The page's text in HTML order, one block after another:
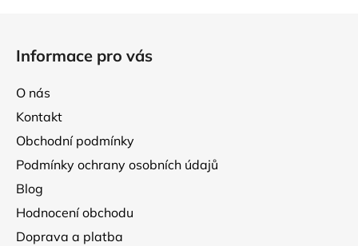
i
Informace pro vás
O nás
Kontakt
Obchodní podmínky
Podmínky ochrany osobních údajů
Blog
Hodnocení obchodu
Doprava a platba